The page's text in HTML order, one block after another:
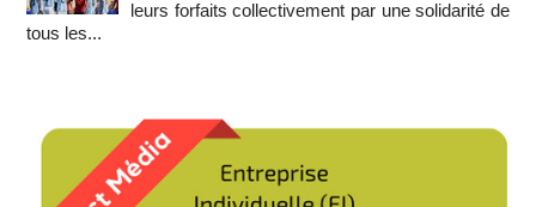
leurs forfaits collectivement par une solidarité de
tous les...